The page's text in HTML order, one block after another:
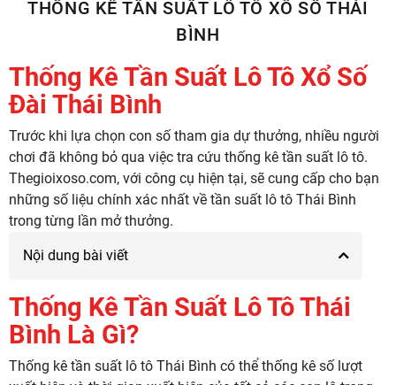
THỐNG KÊ TẦN SUẤT LÔ TÔ XỔ SỐ THÁI
BÌNH
Thống Kê Tần Suất Lô Tô Xổ Số
Đài Thái Bình
Trước khi lựa chọn con số tham gia dự thưởng, nhiều người
chơi đã không bỏ qua việc tra cứu thống kê tần suất lô tô.
Thegioixoso.com, với công cụ hiện tại, sẽ cung cấp cho bạn
những số liệu chính xác nhất về tần suất lô tô Thái Bình
trong từng lần mở thưởng.
Nội dung bài viết
Thống Kê Tần Suất Lô Tô Thái
Bình Là Gì?
Thống kê tần suất lô tô Thái Bình có thể thống kê số lượt